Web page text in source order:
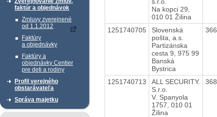
faktúr a objednávok
Zmluvy zverejnené
od 1.1.2012
Faktúry
a objednávky
Faktúry a
objednávky Centier
pre deti a rodiny
Profil verejného
obstarávateľa
Správa majetku
Na kopci 29,
010 01 Žilina
1251740705
Slovenská
pošta, a.s.
Partizánska
cesta 9, 975 99
Banská
Bystrica
1251740713
ALL SECURITY.
S.r.o.
V. Spanyola
1757, 010 01
Žilina